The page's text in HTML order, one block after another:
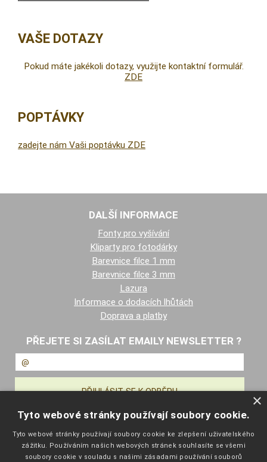
VAŠE DOTAZY
Pokud máte jakékoli dotazy, využijte kontaktní formulář.
ZDE
POPTÁVKY
zadejte nám Vaši poptávku ZDE
DALŠÍ INFORMACE
Fonty pro vyšívání
Kliparty pro fotodárky
Barevnice filce 1 mm
Barevnice filce 3 mm
Lazura
Informace o dodacích lhůtách
Doprava a platby
PŘEJETE SI ZASÍLAT EMAILY NEWSLETTER ?
NAVIGACE
Úvodní strana
×
Tyto webové stránky používají soubory cookie.
Tyto webové stránky používají soubory cookie ke zlepšení uživatelského
zážitku. Používáním našich webových stránek souhlasíte se všemi
soubory cookie v souladu s našimi zásadami používání souborů